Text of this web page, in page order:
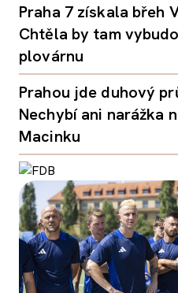
Praha 7 získala břeh
Chtěla by tam
plovárnu
Prahou jde duhový
Nechybí ani narážka
Macinku